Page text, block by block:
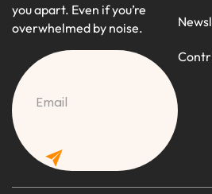
you apart. Even if you’re
overwhelmed by noise.
CAPTCHA